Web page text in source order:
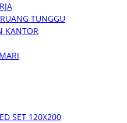
TUNGGU
KANTOR
SET 120X200